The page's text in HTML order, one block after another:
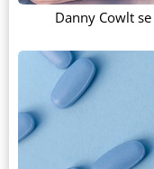
Danny Cowlt